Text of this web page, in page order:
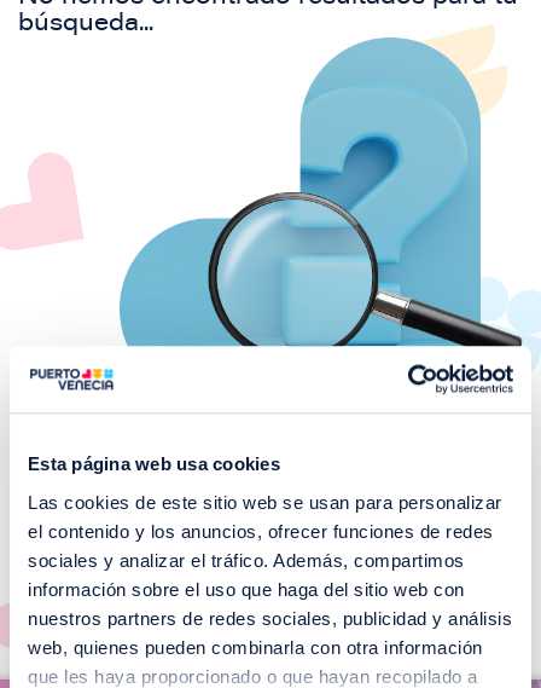
Esta página web usa cookies
Las cookies de este sitio web se usan para personalizar
el contenido y los anuncios, ofrecer funciones de redes
sociales y analizar el tráfico. Además, compartimos
información sobre el uso que haga del sitio web con
nuestros partners de redes sociales, publicidad y análisis
web, quienes pueden combinarla con otra información
que les haya proporcionado o que hayan recopilado a
búsqueda...
¡No te pierdas nuestros
EVENTOS!
Ver todos >